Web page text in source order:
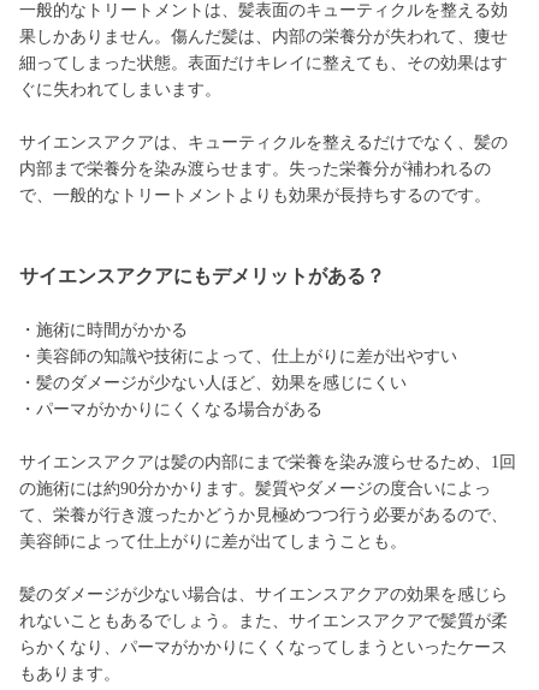
一般的なトリートメントは、髪表面のキューティクルを整える効
果しかありません。傷んだ髪は、内部の栄養分が失われて、痩せ
細ってしまった状態。表面だけキレイに整えても、その効果はす
ぐに失われてしまいます。
サイエンスアクアは、キューティクルを整えるだけでなく、髪の
内部まで栄養分を染み渡らせます。失った栄養分が補われるの
で、一般的なトリートメントよりも効果が長持ちするのです。
サイエンスアクアにもデメリットがある？
・施術に時間がかかる
・美容師の知識や技術によって、仕上がりに差が出やすい
・髪のダメージが少ない人ほど、効果を感じにくい
・パーマがかかりにくくなる場合がある
サイエンスアクアは髪の内部にまで栄養を染み渡らせるため、1回
の施術には約90分かかります。髪質やダメージの度合いによっ
て、栄養が行き渡ったかどうか見極めつつ行う必要があるので、
美容師によって仕上がりに差が出てしまうことも。
髪のダメージが少ない場合は、サイエンスアクアの効果を感じら
れないこともあるでしょう。また、サイエンスアクアで髪質が柔
らかくなり、パーマがかかりにくくなってしまうといったケース
もあります。